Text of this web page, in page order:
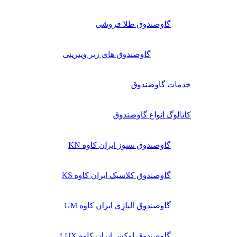
گاوصندوق طلا فروشی
گاوصندوق های زیر ویترینی
خدمات گاوصندوق
کاتالوگ انواع گاوصندوق
گاوصندوق نسوز ایران کاوه KN
گاوصندوق کلاسیک ایران کاوه KS
گاوصندوق آلیاژِی ایران کاوه GM